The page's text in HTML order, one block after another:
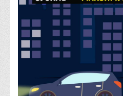
Підтримки технологій та
Психологічного сприяння
Бібліотека
Музей грошей
Довідник студента